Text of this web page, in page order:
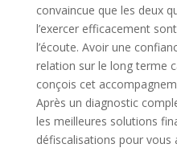
convaincue que les deux
l’exercer efficacement
l’écoute. Avoir une
relation sur le long terme
conçois cet
Après un diagnostic
les meilleures solutions
défiscalisations pour